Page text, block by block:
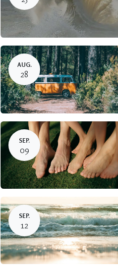
AUG.
28
SEP.
09
SEP.
12